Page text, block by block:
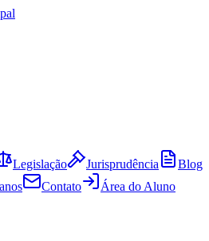
Legislação Jurisprudência
Blog
Contato Área do Aluno